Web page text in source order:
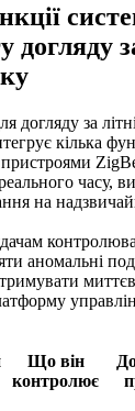
догляду
догляду за
кілька
пристроями
часу,
на
аномальні
Що він
контролює